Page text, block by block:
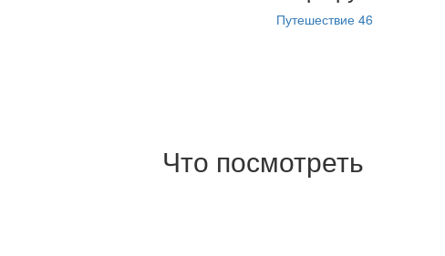
Путешествие 46
Что посмотреть